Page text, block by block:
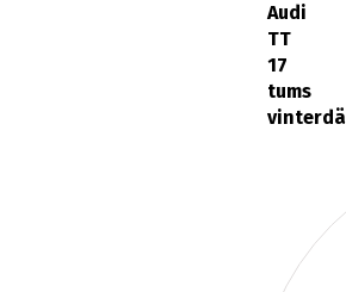
Audi
TT
17
tums